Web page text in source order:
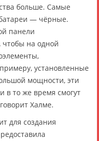
больше. Самые
— чёрные.
панели
чтобы на одной
установленные
мощности, эти
в то же время смогут
Халме.
для создания